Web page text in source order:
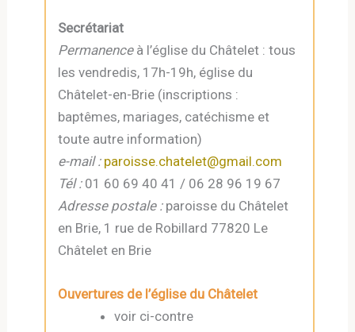
Secrétariat
Permanenceà l’église du Châtelet : tous
les vendredis, 17h-19h, église du
Châtelet-en-Brie (inscriptions :
baptêmes, mariages, catéchisme et
toute autre information)
e-mail : paroisse.chatelet@gmail.com
Tél :01 60 69 40 41 / 06 28 96 19 67
Adresse postale :paroisse du Châtelet
en Brie, 1 rue de Robillard 77820 Le
Châtelet en Brie
Ouvertures de l’église du Châtelet
voir ci-contre